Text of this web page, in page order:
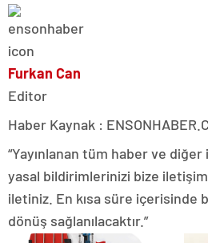
Furkan Can
Editor
Haber Kaynak :
“Yayınlanan tüm haber ve
yasal bildirimlerinizi bize
iletiniz. En kısa süre içerisinde
dönüş sağlanılacaktır.”